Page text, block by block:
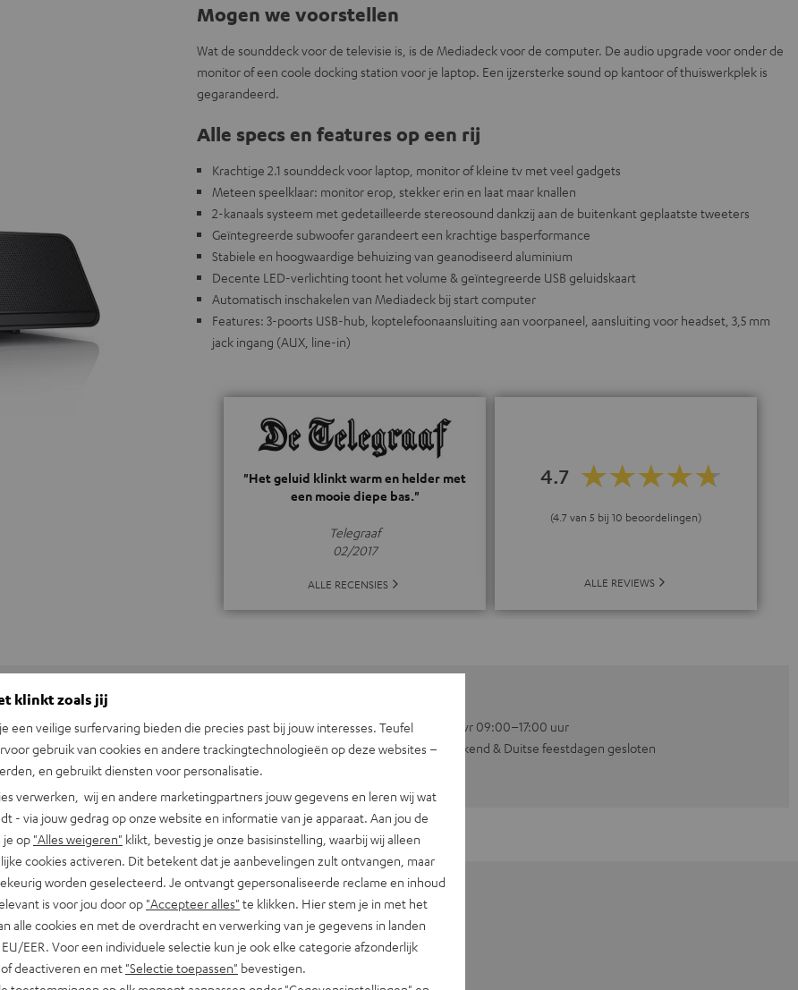
Mogen we voorstellen
Wat de sounddeck voor de televisie is, is de Mediadeck voor de computer. De audio upgrade voor onder de
monitor of een coole docking station voor je laptop. Een ijzersterke sound op kantoor of thuiswerkplek is
gegarandeerd.
Alle specs en features op een rij
Krachtige 2.1 sounddeck voor laptop, monitor of kleine tv met veel gadgets
Meteen speelklaar: monitor erop, stekker erin en laat maar knallen
2-kanaals systeem met gedetailleerde stereosound dankzij aan de buitenkant geplaatste tweeters
Geïntegreerde subwoofer garandeert een krachtige basperformance
Stabiele en hoogwaardige behuizing van geanodiseerd aluminium
Decente LED-verlichting toont het volume & geïntegreerde USB geluidskaart
Automatisch inschakelen van Mediadeck bij start computer
Features: 3-poorts USB-hub, koptelefoonaansluiting aan voorpaneel, aansluiting voor headset, 3,5 mm
jack ingang (AUX, line-in)
"Het geluid klinkt warm en helder met
een mooie diepe bas."
Telegraaf
02/2017
ALLE RECENSIES
4.7
(4.7 van 5 bij 10 beoordelingen)
ALLE REVIEWS
+31 (0)20 8083195
Ma–vr 09:00–17:00 uur
Weekend & Duitse feestdagen gesloten
klinkt zoals jij
een veilige surfervaring bieden die precies past bij jouw interesses. Teufel
gebruik van cookies en andere trackingtechnologieën op deze websites –
en gebruikt diensten voor personalisatie.
verwerken, wij en andere marketingpartners jouw gegevens en leren wij wat
- via jouw gedrag op onze website en informatie van je apparaat. Aan jou de
je op "Alles weigeren" klikt, bevestig je onze basisinstelling, waarbij wij alleen
cookies activeren. Dit betekent dat je aanbevelingen zult ontvangen, maar
worden geselecteerd. Je ontvangt gepersonaliseerde reclame en inhoud
is voor jou door op "Accepteer alles" te klikken. Hier stem je in met het
alle cookies en met de overdracht en verwerking van je gegevens in landen
EER. Voor een individuele selectie kun je ook elke categorie afzonderlijk
deactiveren en met "Selectie toepassen" bevestigen.